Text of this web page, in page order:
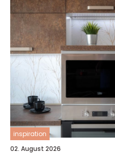
inspiration
02. August 2026